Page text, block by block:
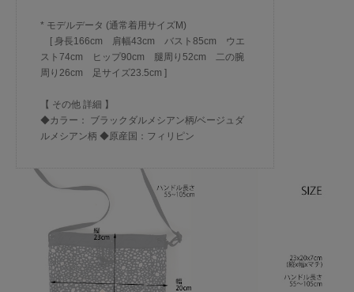
* モデルデータ (通常着用サイズM)
[ 身長166cm 肩幅43cm バスト85cm ウエ
スト74cm ヒップ90cm 腿周り52cm 二の腕
周り26cm 足サイズ23.5cm ]
【 その他 詳細 】
◆カラー： ブラックダルメシアン柄/ベージュダ
ルメシアン柄 ◆原産国：フィリピン